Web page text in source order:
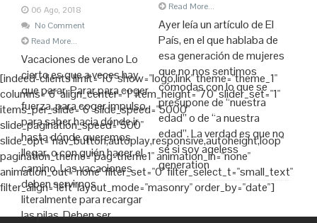
06 Ago, 2018
No Comment
Read More...
Vacaciones de verano Lo
cierto es que a veces hay
que parar. Parar para coger
fuerza, para coger impulso,
para saber hacia dónde ir,
hasta dónde queremos
llegar, o con quién hacer el
camino. Las vacaciones
deben servirnos
literalmente para recargar
las pilas. Deben ser
Read More...
Ayer leía un artículo de El
País, en el que hablaba de
esa generación de mujeres
que no nos sentimos
cómodas con lo que se
presupone de “nuestra
edad” o de “a nuestra
edad”. La verdad es que no
sé si soy ageless
generation
[indeed-clients limit="10" show="logo,link" theme="theme_1"
columns="6" align_center="1" item_height="70" slider_set="1"
items_per_slide="6" slide_speed="5000"
slide_pagination_speed="500"
slide_opt="nav_button,autoplay,responsive,autoheight,loop"
pagination_theme="pag-theme1" animation_in="none"
animation_out="none" filter_set="0" filter_select_t="small_text"
filter_align="left" layout_mode="masonry" order_by="date"]